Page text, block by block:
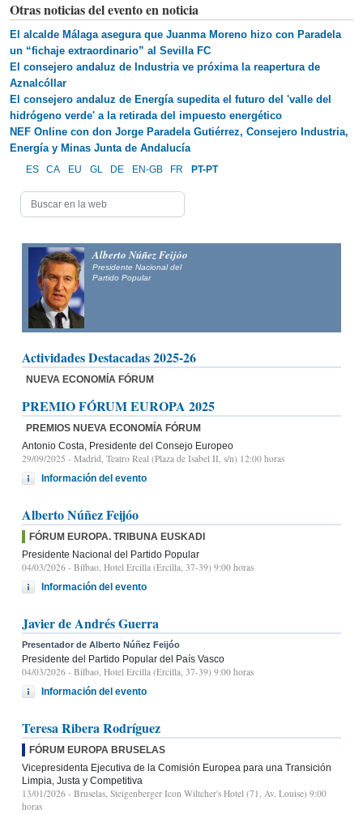
Otras noticias del evento en noticia
El alcalde Málaga asegura que Juanma Moreno hizo con Paradela
un “fichaje extraordinario” al Sevilla FC
El consejero andaluz de Industria ve próxima la reapertura de
Aznalcóllar
El consejero andaluz de Energía supedita el futuro del 'valle del
hidrógeno verde' a la retirada del impuesto energético
NEF Online con don Jorge Paradela Gutiérrez, Consejero Industria,
Energía y Minas Junta de Andalucía
ES CA EU GL DE EN-GB FR PT-PT
Alberto Núñez Feijóo
Presidente Nacional del
Partido Popular
Actividades Destacadas 2025-26
NUEVA ECONOMÍA FÓRUM
PREMIO FÓRUM EUROPA 2025
PREMIOS NUEVA ECONOMÍA FÓRUM
Antonio Costa, Presidente del Consejo Europeo
29/09/2025 - Madrid, Teatro Real (Plaza de Isabel II, s/n) 12:00 horas
Información del evento
Alberto Núñez Feijóo
FÓRUM EUROPA. TRIBUNA EUSKADI
Presidente Nacional del Partido Popular
04/03/2026 - Bilbao, Hotel Ercilla (Ercilla, 37-39) 9:00 horas
Información del evento
Javier de Andrés Guerra
Presentador de Alberto Núñez Feijóo
Presidente del Partido Popular del País Vasco
04/03/2026 - Bilbao, Hotel Ercilla (Ercilla, 37-39) 9:00 horas
Información del evento
Teresa Ribera Rodríguez
FÓRUM EUROPA BRUSELAS
Vicepresidenta Ejecutiva de la Comisión Europea para una Transición
Limpia, Justa y Competitiva
13/01/2026 - Bruselas, Steigenberger Icon Wiltcher's Hotel (71, Av. Louise) 9:00
horas